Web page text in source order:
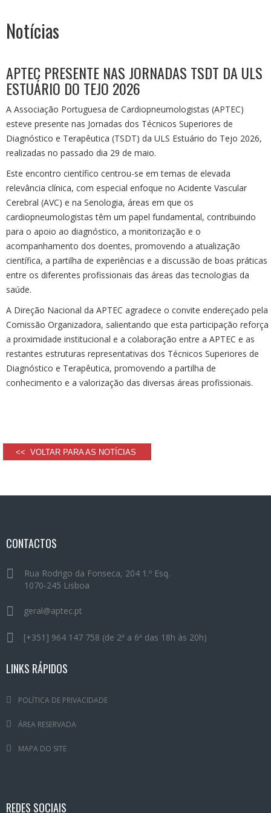
Notícias
APTEC PRESENTE NAS JORNADAS TSDT DA ULS
ESTUÁRIO DO TEJO 2026
A Associação Portuguesa de Cardiopneumologistas (APTEC)
esteve presente nas Jornadas dos Técnicos Superiores de
Diagnóstico e Terapêutica (TSDT) da ULS Estuário do Tejo 2026,
realizadas no passado dia 29 de maio.
Este encontro científico centrou-se em temas de elevada
relevância clínica, com especial enfoque no Acidente Vascular
Cerebral (AVC) e na Senologia, áreas em que os
cardiopneumologistas têm um papel fundamental, contribuindo
para o apoio ao diagnóstico, a monitorização e o
acompanhamento dos doentes, promovendo a atualização
científica, a partilha de experiências e a discussão de boas práticas
entre os diferentes profissionais das áreas das tecnologias da
saúde.
A Direção Nacional da APTEC agradece o convite endereçado pela
Comissão Organizadora, salientando que esta participação reforça
a proximidade institucional e a colaboração entre a APTEC e as
restantes estruturas representativas dos Técnicos Superiores de
Diagnóstico e Terapêutica, promovendo a partilha de
conhecimento e a valorização das diversas áreas profissionais.
<< VOLTAR PARA AS NOTÍCIAS
CONTACTOS
Rua Rodrigo da Fonseca, 204 1.º Esq.
1070-245 Lisboa
geral@aptec.pt
[+351] 964 147 758 (de 2ª a 6ª das 18h às 20h)
LINKS RÁPIDOS
POLÍTICA DE PRIVACIDADE
ÁREA RESERVADA
MAPA DO SITE
REDES SOCIAIS